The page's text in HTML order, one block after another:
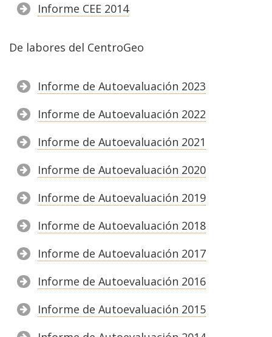
Informe CEE 2014
De labores del CentroGeo
Informe de Autoevaluación 2023
Informe de Autoevaluación 2022
Informe de Autoevaluación 2021
Informe de Autoevaluación 2020
Informe de Autoevaluación 2019
Informe de Autoevaluación 2018
Informe de Autoevaluación 2017
Informe de Autoevaluación 2016
Informe de Autoevaluación 2015